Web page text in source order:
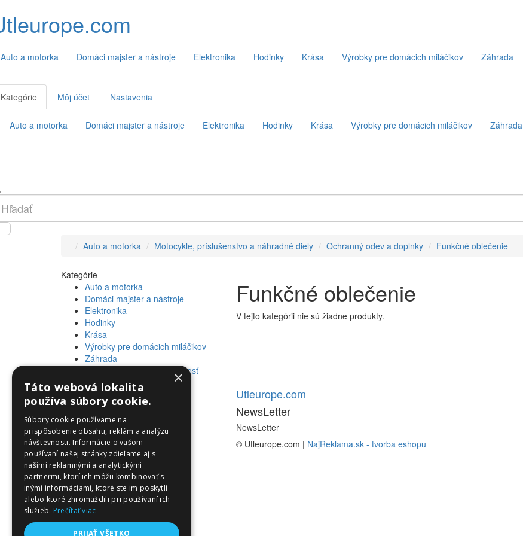
Auto a motorka Domáci majster a nástroje Elektronika Hodinky Krása Výrobky pre domácich miláčikov Záhrada
Kategórie Môj účet Nastavenia
Auto a motorka Domáci majster a nástroje Elektronika Hodinky Krása Výrobky pre domácich miláčikov Záhrada
Auto a motorka Motocykle, príslušenstvo a náhradné diely Ochranný odev a doplnky Funkčné oblečenie
Kategórie
Auto a motorka
Domáci majster a nástroje
Elektronika
Hodinky
Krása
Výrobky pre domácich miláčikov
Záhrada
Zdravie a osobná starostlivosť
Funkčné oblečenie
V tejto kategórii nie sú žiadne produkty.
Informácie
Utleurope.com
NewsLetter
NewsLetter
© Utleurope.com | NajReklama.sk - tvorba eshopu
×
Táto webová lokalita
používa súbory cookie.
Súbory cookie používame na
prispôsobenie obsahu, reklám a analýzu
návštevnosti. Informácie o vašom
používaní našej stránky zdieľame aj s
našimi reklamnými a analytickými
partnermi, ktorí ich môžu kombinovať s
inými informáciami, ktoré ste im poskytli
alebo ktoré zhromaždili pri používaní ich
služieb. Prečítať viac
PRIJAŤ VŠETKO